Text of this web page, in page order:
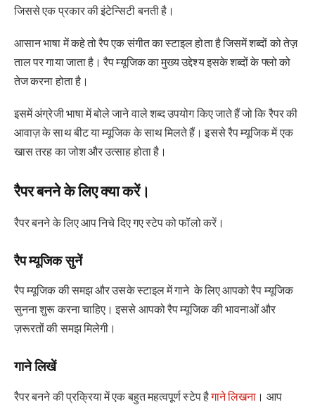
जिससे एक प्रकार की इंटेन्सिटी बनती है।
आसान भाषा में कहे तो रैप एक संगीत का स्टाइल होता है जिसमें शब्दों को तेज़
ताल पर गाया जाता है। रैप म्यूजिक का मुख्य उद्देश्य इसके शब्दों के फ्लो को
तेज करना होता है।
इसमें अंग्रेजी भाषा में बोले जाने वाले शब्द उपयोग किए जाते हैं जो कि रैपर की
आवाज़ के साथ बीट या म्यूजिक के साथ मिलते हैं। इससे रैप म्यूजिक में एक
खास तरह का जोश और उत्साह होता है।
रैपर बनने के लिए क्या करें।
रैपर बनने के लिए आप निचे दिए गए स्टेप को फॉलो करें।
रैप म्यूजिक सुनें
रैप म्यूजिक की समझ और उसके स्टाइल में गाने के लिए आपको रैप म्यूजिक
सुनना शुरू करना चाहिए। इससे आपको रैप म्यूजिक की भावनाओं और
ज़रूरतों की समझ मिलेगी।
गाने लिखें
रैपर बनने की प्रक्रिया में एक बहुत महत्वपूर्ण स्टेप हैगाने लिखना । आप